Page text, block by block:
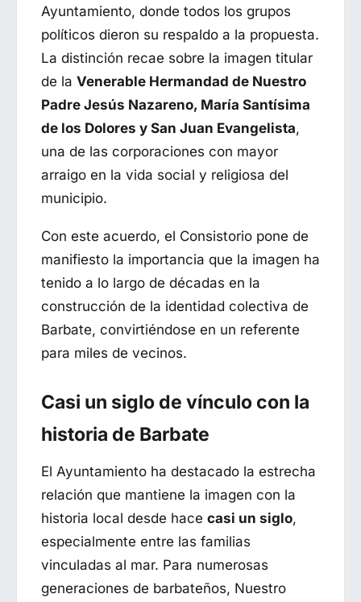
Ayuntamiento, donde todos los grupos
políticos dieron su respaldo a la propuesta.
La distinción recae sobre la imagen titular
de la Venerable Hermandad de Nuestro
Padre Jesús Nazareno, María Santísima
de los Dolores y San Juan Evangelista,
una de las corporaciones con mayor
arraigo en la vida social y religiosa del
municipio.
Con este acuerdo, el Consistorio pone de
manifiesto la importancia que la imagen ha
tenido a lo largo de décadas en la
construcción de la identidad colectiva de
Barbate, convirtiéndose en un referente
para miles de vecinos.
Casi un siglo de vínculo con la
historia de Barbate
El Ayuntamiento ha destacado la estrecha
relación que mantiene la imagen con la
historia local desde hace casi un siglo,
especialmente entre las familias
vinculadas al mar. Para numerosas
generaciones de barbateños, Nuestro